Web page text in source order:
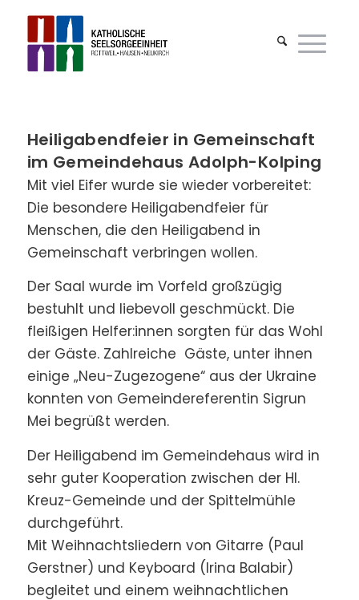
Heiligabendfeier in Gemeinschaft
im Gemeindehaus Adolph-Kolping
Mit viel Eifer wurde sie wieder vorbereitet:
Die besondere Heiligabendfeier für
Menschen, die den Heiligabend in
Gemeinschaft verbringen wollen.
Der Saal wurde im Vorfeld großzügig
bestuhlt und liebevoll geschmückt. Die
fleißigen Helfer:innen sorgten für das Wohl
der Gäste. Zahlreiche Gäste, unter ihnen
einige „Neu-Zugezogene“ aus der Ukraine
konnten von Gemeindereferentin Sigrun
Mei begrüßt werden.
Der Heiligabend im Gemeindehaus wird in
sehr guter Kooperation zwischen der Hl.
Kreuz-Gemeinde und der Spittelmühle
durchgeführt.
Mit Weihnachtsliedern von Gitarre (Paul
Gerstner) und Keyboard (Irina Balabir)
begleitet und einem weihnachtlichen